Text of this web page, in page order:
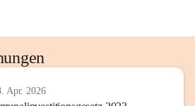
Apr. 2026